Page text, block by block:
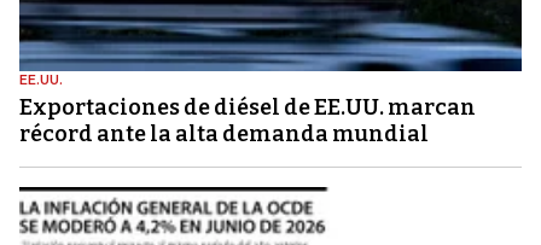
EE.UU.
Exportaciones de diésel de EE.UU. marcan
récord ante la alta demanda mundial